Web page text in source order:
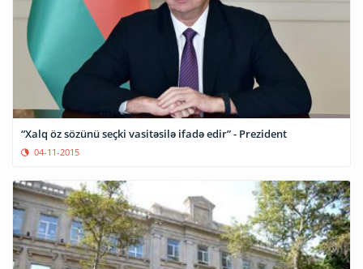
“Xalq öz sözünü seçki vasitəsilə ifadə edir” - Prezident
04-11-2015